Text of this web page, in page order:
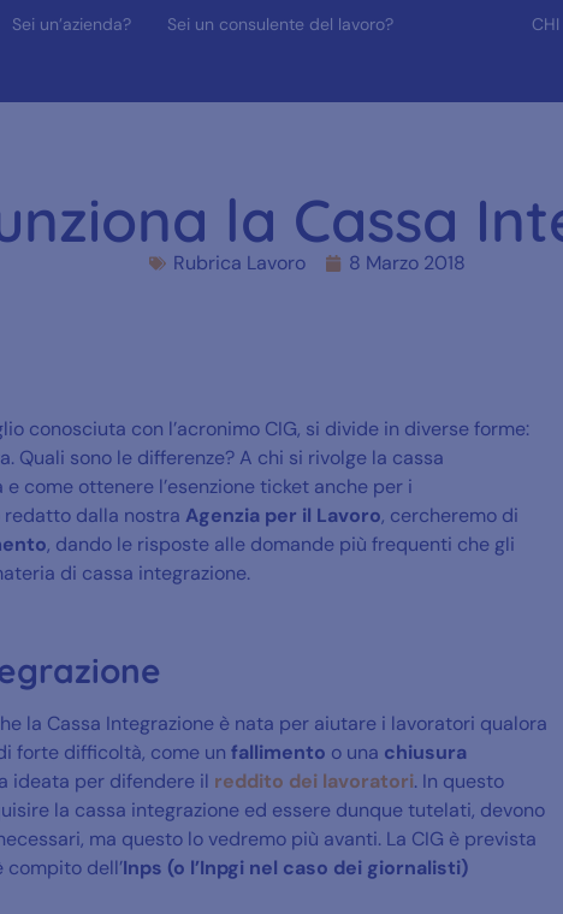
Sei un’azienda? Sei un consulente del lavoro?
la Cassa
Rubrica Lavoro 8 Marzo 2018
conosciuta con l’acronimo CIG, si divide in diverse forme:
Quali sono le differenze? A chi si rivolge la cassa
come ottenere l’esenzione ticket anche per i
dalla nostra Agenzia per il Lavoro, cercheremo di
, dando le risposte alle domande più frequenti che gli
di cassa integrazione.
la Cassa Integrazione è nata per aiutare i lavoratori qualora
forte difficoltà, come un fallimento o una chiusura
ideata per difendere il reddito dei lavoratori. In questo
la cassa integrazione ed essere dunque tutelati, devono
ma questo lo vedremo più avanti. La CIG è prevista
dell’Inps (o l’Inpgi nel caso dei giornalisti)